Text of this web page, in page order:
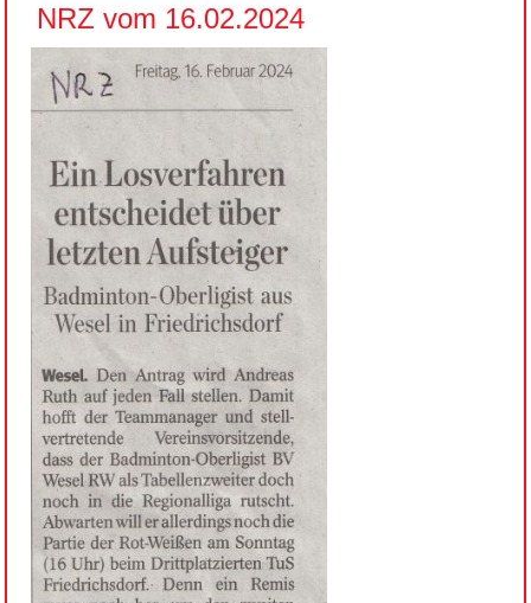
NRZ vom 16.02.2024